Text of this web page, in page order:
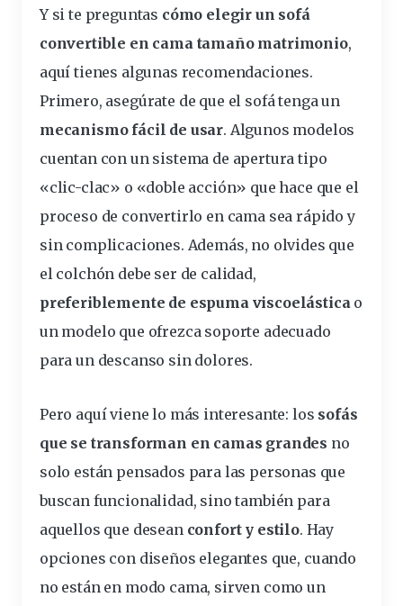
Y si te preguntas cómo elegir un sofá
convertible en cama tamaño matrimonio,
aquí tienes algunas recomendaciones.
Primero, asegúrate de que el sofá tenga un
mecanismo fácil de usar. Algunos modelos
cuentan con un sistema de apertura tipo
«clic-clac» o «doble acción» que hace que el
proceso de convertirlo en cama sea rápido y
sin complicaciones. Además, no olvides que
el colchón debe ser de calidad,
preferiblemente de espumaviscoelásticao
un modelo que ofrezca soporte adecuado
para un descanso sin dolores.
Pero aquí viene lo más interesante: los sofás
que se transforman en camas grandes no
solo están pensados para las personas que
buscan funcionalidad, sino también para
aquellos que desean confort y estilo. Hay
opciones con diseños elegantes que, cuando
no están en modo cama, sirven como un